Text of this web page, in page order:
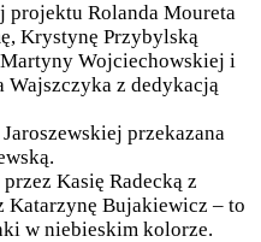
projektu Rolanda Moureta
Krystynę Przybylską
Wojciechowskiej i
Wajszczyka z dedykacją
przekazana
Kasię Radecką z
Katarzynę Bujakiewicz – to
w niebieskim kolorze.